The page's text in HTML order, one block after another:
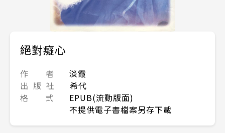
絕對癡心
作 者
淡霞
出 版 社
希代
格 式
EPUB(流動版面)
不提供電子書檔案另存下載